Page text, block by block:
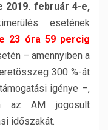
2019. február 4-e,
esetének
23 óra 59 percig
– amennyiben a
300 %-át
igénye –,
az AM jogosult
időszakát.